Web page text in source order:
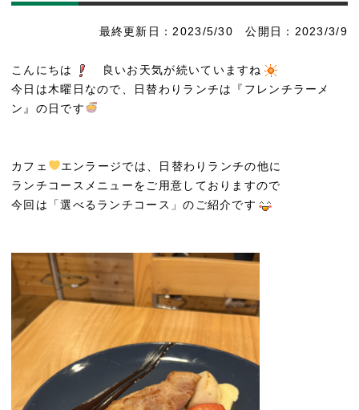
最終更新日：2023/5/30 公開日：2023/3/9
こんにちは
良いお天気が続いていますね
今日は木曜日なので、日替わりランチは『フレンチラーメ
ン』の日です
カフェ
エンラージでは、日替わりランチの他に
ランチコースメニューをご用意しておりますので
今回は「選べるランチコース」のご紹介です